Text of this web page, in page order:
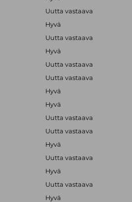
Uutta vastaava
Hyvä
Uutta vastaava
Hyvä
Uutta vastaava
Uutta vastaava
Hyvä
Hyvä
Uutta vastaava
Uutta vastaava
Hyvä
Uutta vastaava
Hyvä
Uutta vastaava
Hyvä